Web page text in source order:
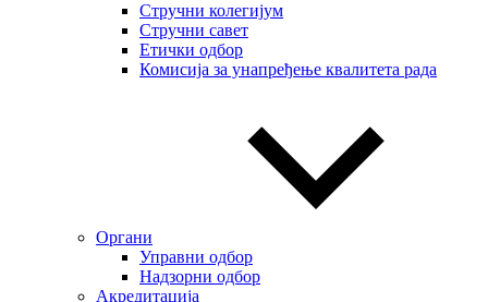
Стручни колегијум
Стручни савет
Етички одбор
Комисија за унапређење квалитета рада
Органи
Управни одбор
Надзорни одбор
Акредитација